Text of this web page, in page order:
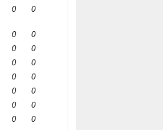
0 0
0
0
0
0
0
0
0
0
0
0
0
0
0
0